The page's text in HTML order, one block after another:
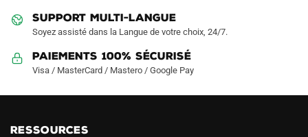
produit
SUPPORT MULTI-LANGUE
Soyez assisté dans la Langue de votre choix, 24/7.
Paiements 100% Sécurisé
Visa / MasterCard / Mastero / Google Pay
RESSOURCES